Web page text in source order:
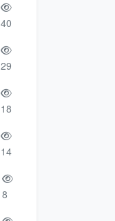
40
29
18
14
8